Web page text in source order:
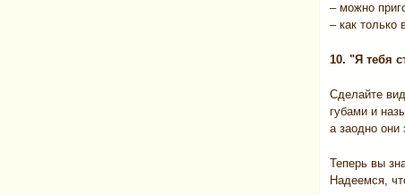
– можно
– как только
10. "Я тебя
Сделайте
губами и
а заодно они
Теперь вы
Надеемся,